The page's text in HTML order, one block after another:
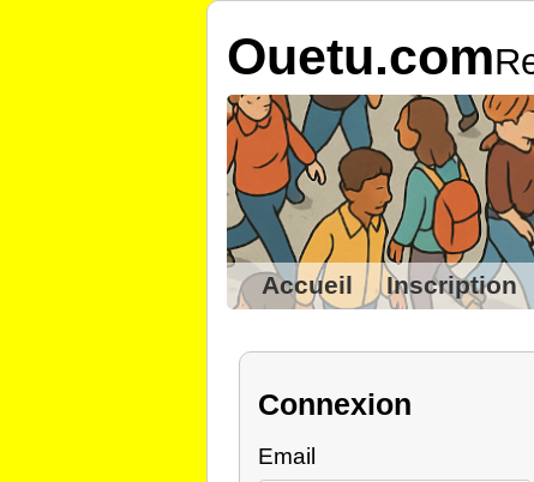
Ouetu.com
Accueil Inscription
Connexion
Email